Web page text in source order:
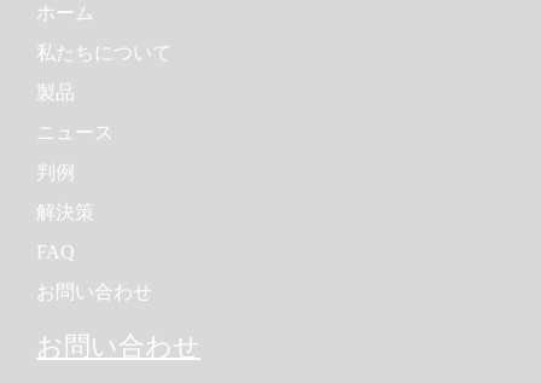
ホーム
私たちについて
製品
ニュース
判例
解決策
FAQ
お問い合わせ
お問い合わせ